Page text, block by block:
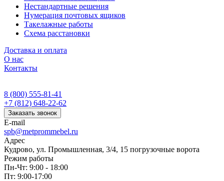
Нестандартные решения
Нумерация почтовых ящиков
Такелажные работы
Схема расстановки
Доставка и оплата
О нас
Контакты
8 (800) 555-81-41
+7 (812) 648-22-62
Заказать звонок
E-mail
spb@metprommebel.ru
Адрес
Кудрово, ул. Промышленная, 3/4, 15 погрузочные ворота
Режим работы
Пн-Чт: 9:00 - 18:00
Пт: 9:00-17:00